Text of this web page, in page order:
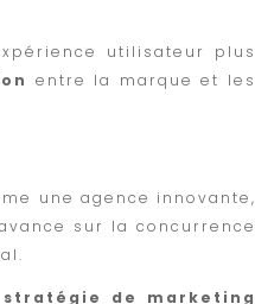
utilisateur plus
entre la marque et les
une agence innovante,
sur la concurrence
de marketing